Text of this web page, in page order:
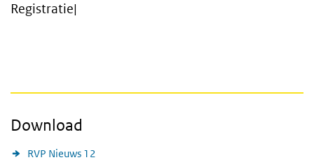
Registratie|
Download
RVP Nieuws 12